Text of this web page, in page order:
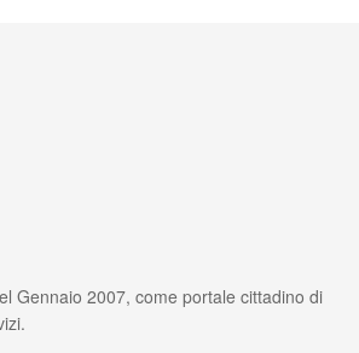
Gennaio 2007, come portale cittadino di